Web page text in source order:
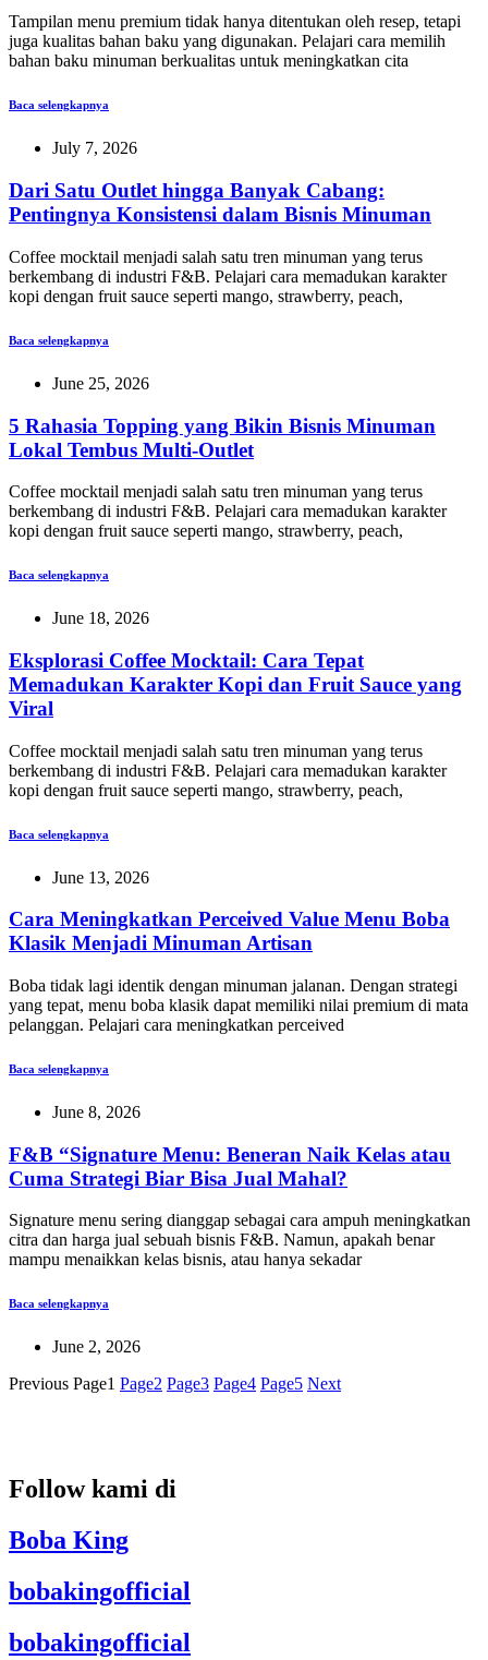
Tampilan menu premium tidak hanya ditentukan oleh resep, tetapi
juga kualitas bahan baku yang digunakan. Pelajari cara memilih
bahan baku minuman berkualitas untuk meningkatkan cita
Baca selengkapnya
July 7, 2026
Dari Satu Outlet hingga Banyak Cabang:
Pentingnya Konsistensi dalam Bisnis Minuman
Coffee mocktail menjadi salah satu tren minuman yang terus
berkembang di industri F&B. Pelajari cara memadukan karakter
kopi dengan fruit sauce seperti mango, strawberry, peach,
Baca selengkapnya
June 25, 2026
5 Rahasia Topping yang Bikin Bisnis Minuman
Lokal Tembus Multi-Outlet
Coffee mocktail menjadi salah satu tren minuman yang terus
berkembang di industri F&B. Pelajari cara memadukan karakter
kopi dengan fruit sauce seperti mango, strawberry, peach,
Baca selengkapnya
June 18, 2026
Eksplorasi Coffee Mocktail: Cara Tepat
Memadukan Karakter Kopi dan Fruit Sauce yang
Viral
Coffee mocktail menjadi salah satu tren minuman yang terus
berkembang di industri F&B. Pelajari cara memadukan karakter
kopi dengan fruit sauce seperti mango, strawberry, peach,
Baca selengkapnya
June 13, 2026
Cara Meningkatkan Perceived Value Menu Boba
Klasik Menjadi Minuman Artisan
Boba tidak lagi identik dengan minuman jalanan. Dengan strategi
yang tepat, menu boba klasik dapat memiliki nilai premium di mata
pelanggan. Pelajari cara meningkatkan perceived
Baca selengkapnya
June 8, 2026
F&B “Signature Menu: Beneran Naik Kelas atau
Cuma Strategi Biar Bisa Jual Mahal?
Signature menu sering dianggap sebagai cara ampuh meningkatkan
citra dan harga jual sebuah bisnis F&B. Namun, apakah benar
mampu menaikkan kelas bisnis, atau hanya sekadar
Baca selengkapnya
June 2, 2026
Previous Page1 Page2 Page3 Page4 Page5 Next
Follow kami di
Boba King
bobakingofficial
bobakingofficial